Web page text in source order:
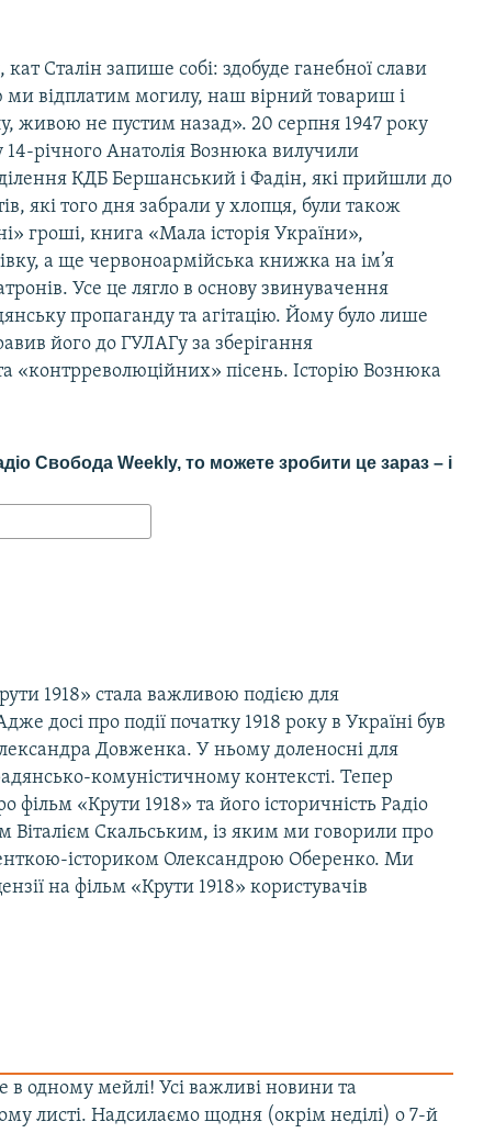
Сталін запише собі: здобуде ганебної слави
ми відплатим могилу, наш вірний товариш і
живою не пустим назад». 20 серпня 1947 року
річного Анатолія Вознюка вилучили
КДБ Бершанський і Фадін, які прийшли до
які того дня забрали у хлопця, були також
гроші, книга «Мала історія України»,
а ще червоноармійська книжка на ім’я
Усе це лягло в основу звинувачення
пропаганду та агітацію. Йому було лише
його до ГУЛАГу за зберігання
«контрреволюційних» пісень. Історію Вознюка
Свобода Weekly, то можете зробити це зараз – і
1918» стала важливою подією для
досі про події початку 1918 року в Україні був
Довженка. У ньому доленосні для
комуністичному контексті. Тепер
фільм «Крути 1918» та його історичність Радіо
Віталієм Скальським, із яким ми говорили про
істориком Олександрою Оберенко. Ми
на фільм «Крути 1918» користувачів
в одному мейлі! Усі важливі новини та
листі. Надсилаємо щодня (окрім неділі) о 7-й